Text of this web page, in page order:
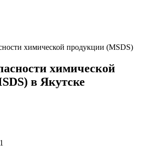
химической продукции (MSDS)
химической
в Якутске